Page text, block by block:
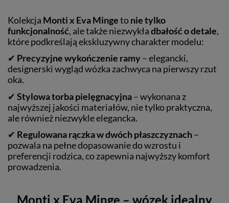
Kolekcja Monti x Eva Mingetonie tylko
funkcjonalność, ale także niezwykładbałość o detale,
które podkreślają ekskluzywny charakter modelu:
✔ Precyzyjne wykończenie ramy– elegancki,
designerski wygląd wózka zachwyca na pierwszy rzut
oka.
✔ Stylowa torba pielęgnacyjna– wykonana z
najwyższej jakości materiałów, nie tylko praktyczna,
ale również niezwykle elegancka.
✔ Regulowana rączka w dwóch płaszczyznach–
pozwala na pełne dopasowanie do wzrostu i
preferencji rodzica, co zapewnia najwyższy komfort
prowadzenia.
Monti x Eva Minge – wózek idealny